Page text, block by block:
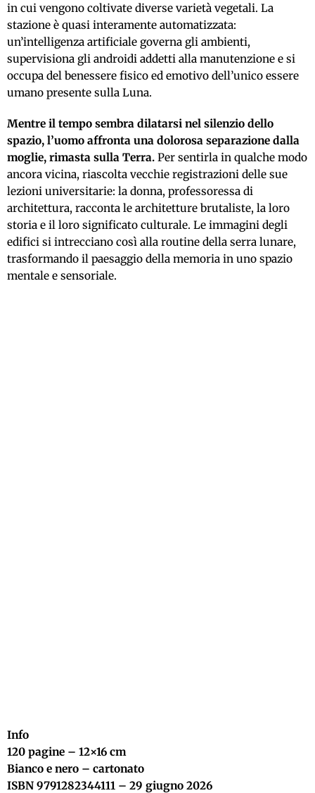
in cui vengono coltivate diverse varietà vegetali. La
stazione è quasi interamente automatizzata:
un’intelligenza artificiale governa gli ambienti,
supervisiona gli androidi addetti alla manutenzione e si
occupa del benessere fisico ed emotivo dell’unico essere
umano presente sulla Luna.
Mentre il tempo sembra dilatarsi nel silenzio dello
spazio, l’uomo affronta una dolorosa separazione dalla
moglie, rimasta sulla Terra. Per sentirla in qualche modo
ancora vicina, riascolta vecchie registrazioni delle sue
lezioni universitarie: la donna, professoressa di
architettura, racconta le architetture brutaliste, la loro
storia e il loro significato culturale. Le immagini degli
edifici si intrecciano così alla routine della serra lunare,
trasformando il paesaggio della memoria in uno spazio
mentale e sensoriale.
Info
120 pagine – 12×16 cm
Bianco e nero – cartonato
ISBN 9791282344111 – 29 giugno 2026